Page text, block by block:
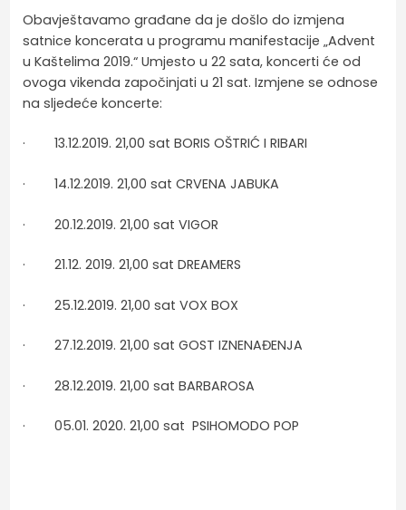
Obavještavamo građane da je došlo do izmjena
satnice koncerata u programu manifestacije „Advent
u Kaštelima 2019.“ Umjesto u 22 sata, koncerti će od
ovoga vikenda započinjati u 21 sat. Izmjene se odnose
na sljedeće koncerte:
· 13.12.2019. 21,00 sat BORIS OŠTRIĆ I RIBARI
· 14.12.2019. 21,00 sat CRVENA JABUKA
· 20.12.2019. 21,00 sat VIGOR
· 21.12. 2019. 21,00 sat DREAMERS
· 25.12.2019. 21,00 sat VOX BOX
· 27.12.2019. 21,00 sat GOST IZNENAĐENJA
· 28.12.2019. 21,00 sat BARBAROSA
· 05.01. 2020. 21,00 sat PSIHOMODO POP